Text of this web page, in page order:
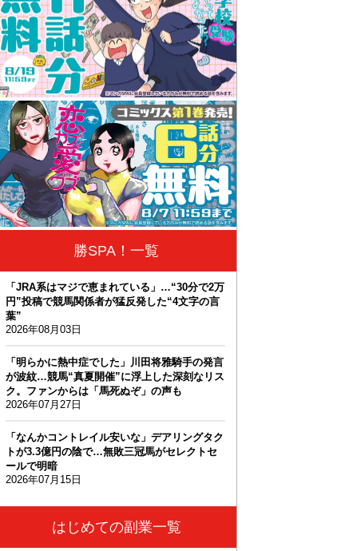
勝SPA！一覧
「JRA系はマジで恵まれている」…“30分で2万
円”投稿で競馬関係者が猛反発した“4文字の言
葉”
2026年08月03日
「明らかに熱中症でした」川田将雅騎手の発言
が波紋…競馬“真夏開催”に浮上した深刻なリス
ク。ファンからは「馬死ぬぞ」の声も
2026年07月27日
「なんかコントレイル安いな」デアリングタク
トが3.3億円の陰で…無敗三冠馬がセレクトセ
ールで明暗
2026年07月15日
はじめての副業一覧